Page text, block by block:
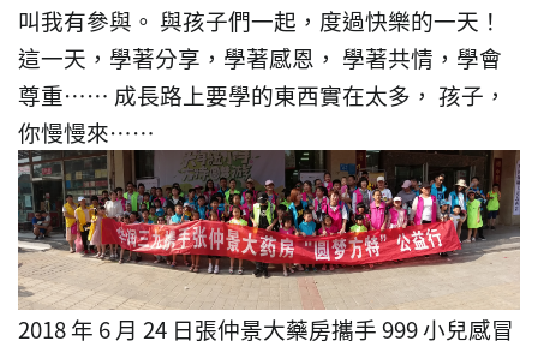
叫我有參與。 與孩子們一起，度過快樂的一天！
這一天，學著分享，學著感恩， 學著共情，學會
尊重…… 成長路上要學的東西實在太多， 孩子，
你慢慢來……
2018 年 6 月 24 日張仲景大藥房攜手 999 小兒感冒